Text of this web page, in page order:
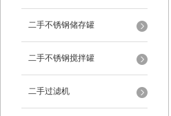
二手不锈钢储存罐
二手不锈钢搅拌罐
二手过滤机